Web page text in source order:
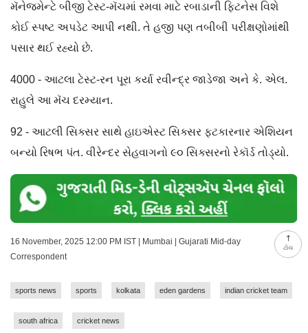
ટોચ
મૅનેજમેન્ટે બીજી ટેસ્ટ-મૅચમાં રમવા માટે રબાડાની ફિટનેસ વિશે
કોઈ સ્પષ્ટ અપડેટ આપી નથી. તે હજી પણ તબીબી પરીક્ષણોમાંથી
પસાર થઈ રહ્યો છે.
4000 - આટલા ટેસ્ટ-રન પૂરા કર્યા રવીન્દ્ર જાડેજા અને કે. એલ.
રાહુલે આ મૅચ દરમ્યાન.
92 - આટલી સિક્સર સાથે હાઇએસ્ટ સિક્સર ફટકારનાર એશિયન
બન્યો રિષભ પંત. વીરેન્દર સેહવાગનો ૯૦ સિક્સરનો રેકૉર્ડ તોડ્યો.
16 November, 2025 12:00 PM IST | Mumbai | Gujarati Mid-day
Correspondent
sports news sports kolkata eden gardens indian cricket team
south africa cricket news